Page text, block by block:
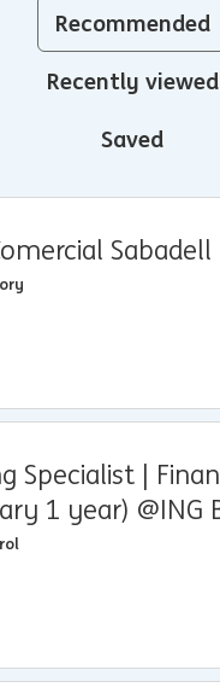
Recommended
Recently viewed
Saved
Sabadell
Specialist |
1 year) @ING